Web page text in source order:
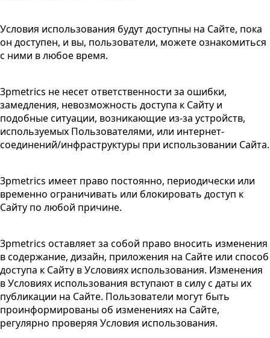
Условия использования будут доступны на Сайте, пока
он доступен, и вы, пользователи, можете ознакомиться
с ними в любое время.
3pmetrics не несет ответственности за ошибки,
замедления, невозможность доступа к Сайту и
подобные ситуации, возникающие из-за устройств,
используемых Пользователями, или интернет-
соединений/инфраструктуры при использовании Сайта.
3pmetrics имеет право постоянно, периодически или
временно ограничивать или блокировать доступ к
Сайту по любой причине.
3pmetrics оставляет за собой право вносить изменения
в содержание, дизайн, приложения на Сайте или способ
доступа к Сайту в Условиях использования. Изменения
в Условиях использования вступают в силу с даты их
публикации на Сайте. Пользователи могут быть
проинформированы об изменениях на Сайте,
регулярно проверяя Условия использования.